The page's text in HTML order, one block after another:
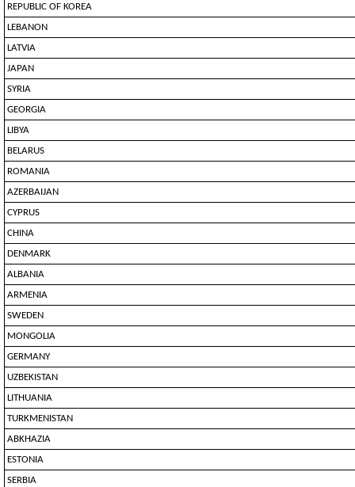
REPUBLIC OF KOREA
LEBANON
LATVIA
JAPAN
SYRIA
GEORGIA
LIBYA
BELARUS
ROMANIA
AZERBAIJAN
CYPRUS
CHINA
DENMARK
ALBANIA
ARMENIA
SWEDEN
MONGOLIA
GERMANY
UZBEKISTAN
LITHUANIA
TURKMENISTAN
ABKHAZIA
ESTONIA
SERBIA